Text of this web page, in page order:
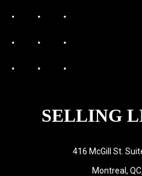
SELLING
416 McGill St.
Montreal,